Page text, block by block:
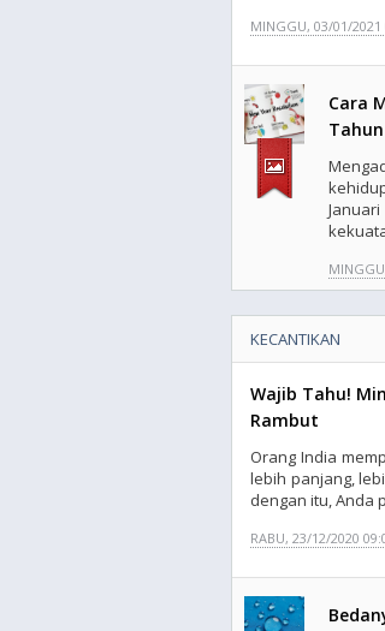
MINGGU, 03/01/2021
Cara
KECANTIKAN
Wajib Tahu!
Rambut
Orang India
lebih panjang,
dengan itu, Anda
RABU, 23/12/2020